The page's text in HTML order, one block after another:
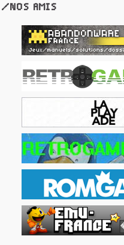
/NOS AMIS